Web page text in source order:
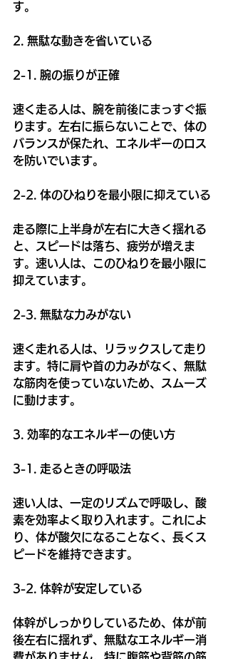
す。
2. 無駄な動きを省いている
2-1. 腕の振りが正確
速く走る人は、腕を前後にまっすぐ振
ります。左右に振らないことで、体の
バランスが保たれ、エネルギーのロス
を防いでいます。
2-2. 体のひねりを最小限に抑えている
走る際に上半身が左右に大きく揺れる
と、スピードは落ち、疲労が増えま
す。速い人は、このひねりを最小限に
抑えています。
2-3. 無駄な力みがない
速く走れる人は、リラックスして走り
ます。特に肩や首の力みがなく、無駄
な筋肉を使っていないため、スムーズ
に動けます。
3. 効率的なエネルギーの使い方
3-1. 走るときの呼吸法
速い人は、一定のリズムで呼吸し、酸
素を効率よく取り入れます。これによ
り、体が酸欠になることなく、長くス
ピードを維持できます。
3-2. 体幹が安定している
体幹がしっかりしているため、体が前
後左右に揺れず、無駄なエネルギー消